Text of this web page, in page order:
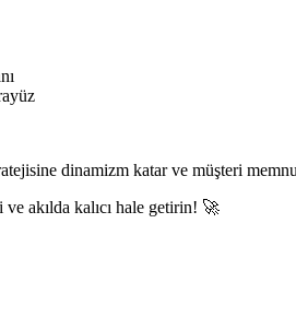
dinamizm katar ve müşteri
akılda kalıcı hale getirin! 🚀